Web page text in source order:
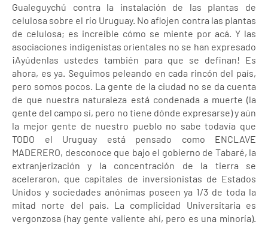
Gualeguychú contra la instalación de las plantas de
celulosa sobre el río Uruguay. No aflojen contra las plantas
de celulosa; es increíble cómo se miente por acá. Y las
asociaciones indigenistas orientales no se han expresado
¡Ayúdenlas ustedes también para que se definan! Es
ahora, es ya. Seguimos peleando en cada rincón del país,
pero somos pocos. La gente de la ciudad no se da cuenta
de que nuestra naturaleza está condenada a muerte (la
gente del campo sí, pero no tiene dónde expresarse) y aún
la mejor gente de nuestro pueblo no sabe todavía que
TODO el Uruguay está pensado como ENCLAVE
MADERERO, desconoce que bajo el gobierno de Tabaré, la
extranjerización y la concentración de la tierra se
aceleraron, que capitales de inversionistas de Estados
Unidos y sociedades anónimas poseen ya 1/3 de toda la
mitad norte del país. La complicidad Universitaria es
vergonzosa (hay gente valiente ahí, pero es una minoría).